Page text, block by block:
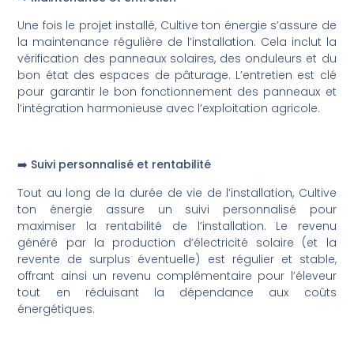
Une fois le projet installé, Cultive ton énergie s’assure de
la maintenance régulière de l’installation. Cela inclut la
vérification des panneaux solaires, des onduleurs et du
bon état des espaces de pâturage. L’entretien est clé
pour garantir le bon fonctionnement des panneaux et
l’intégration harmonieuse avec l’exploitation agricole.
➡️ Suivi personnalisé et rentabilité
Tout au long de la durée de vie de l’installation, Cultive
ton énergie assure un suivi personnalisé pour
maximiser la rentabilité de l’installation. Le revenu
généré par la production d’électricité solaire (et la
revente de surplus éventuelle) est régulier et stable,
offrant ainsi un revenu complémentaire pour l’éleveur
tout en réduisant la dépendance aux coûts
énergétiques.